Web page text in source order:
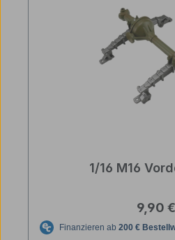
1/16 M16
9,90 €